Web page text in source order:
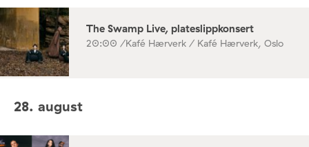
The Swamp Live, plateslippkonsert
20:00 /Kafé Hærverk / Kafé Hærverk, Oslo
28. august